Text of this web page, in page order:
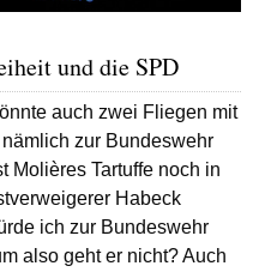
und die SPD
auch zwei Fliegen mit
zur Bundeswehr
Molières Tartuffe noch in
Habeck
ich zur Bundeswehr
also geht er nicht? Auch